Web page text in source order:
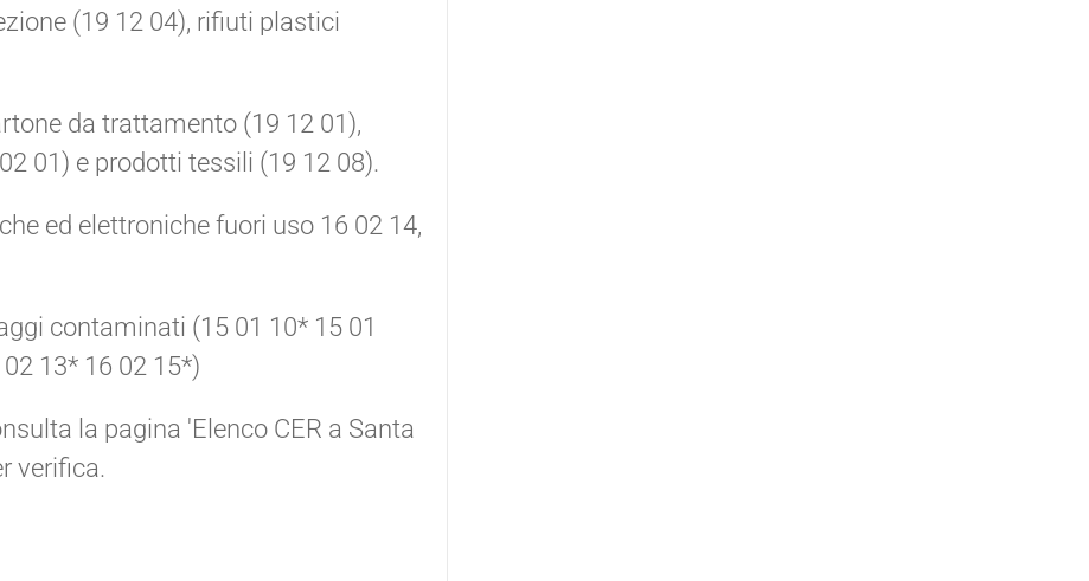
(19 12 04), rifiuti plastici
da trattamento (19 12 01),
01) e prodotti tessili (19 12 08).
ed elettroniche fuori uso 16 02 14,
contaminati (15 01 10* 15 01
13* 16 02 15*)
la pagina 'Elenco CER a Santa
verifica.